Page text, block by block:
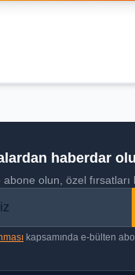
haberdar
olun, özel fırsatları
kapsamında e-bülten